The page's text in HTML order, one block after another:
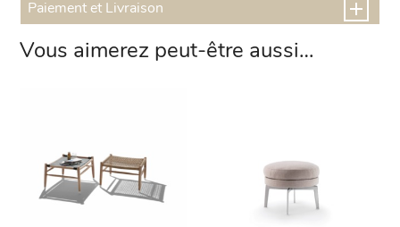
Paiement et Livraison
Vous aimerez peut-être aussi…